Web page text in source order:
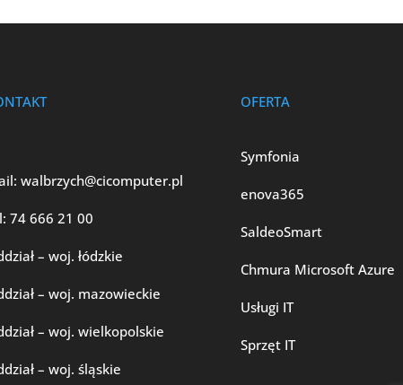
walbrzych@cicomputer.pl
74 666 21 00
– woj. łódzkie
– woj. mazowieckie
– woj. wielkopolskie
– woj. śląskie
OFERTA
Symfonia
enova365
SaldeoSmart
Chmura Microsoft Azure
Usługi IT
Sprzęt IT